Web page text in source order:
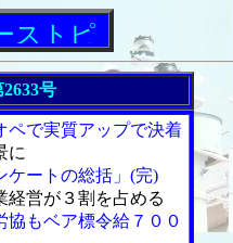
ピックス
号
ペで実質アップで決着
に
ケートの総括」(完)
経営が３割を占める
協もベア標令給７００